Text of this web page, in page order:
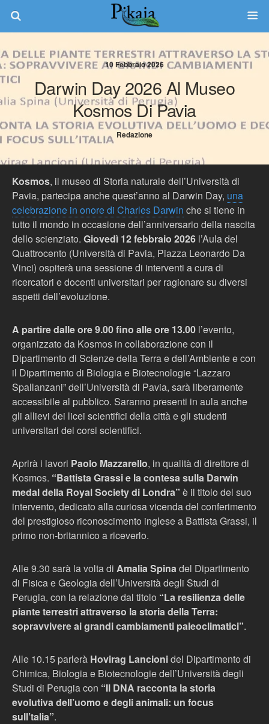
10 Febbraio 2026
Darwin Day 2026 Al Museo
Kosmos Di Pavia
Redazione
Kosmos, il museo di Storia naturale dell’Università di
Pavia, partecipa anche quest’anno al Darwin Day, una
celebrazione in onore di Charles Darwin che si tiene in
tutto il mondo in occasione dell’anniversario della nascita
dello scienziato. Giovedì 12 febbraio 2026 l’Aula del
Quattrocento (Università di Pavia, Piazza Leonardo Da
Vinci) ospiterà una sessione di interventi a cura di
ricercatori e docenti universitari per ragionare su diversi
aspetti dell’evoluzione.
A partire dalle ore 9.00 fino alle ore 13.00 l’evento,
organizzato da Kosmos in collaborazione con il
Dipartimento di Scienze della Terra e dell’Ambiente e con
il Dipartimento di Biologia e Biotecnologie “Lazzaro
Spallanzani” dell’Università di Pavia, sarà liberamente
accessibile al pubblico. Saranno presenti in aula anche
gli allievi dei licei scientifici della città e gli studenti
universitari dei corsi scientifici.
Aprirà i lavori Paolo Mazzarello, in qualità di direttore di
Kosmos. “Battista Grassi e la contesa sulla Darwin
medal della Royal Society di Londra” è il titolo del suo
intervento, dedicato alla curiosa vicenda del conferimento
del prestigioso riconoscimento inglese a Battista Grassi, il
primo non-britannico a riceverlo.
Alle 9.30 sarà la volta di Amalia Spinadel Dipartimento
di Fisica e Geologia dell’Università degli Studi di
Perugia, con la relazione dal titolo “La resilienza delle
piante terrestri attraverso la storia della Terra:
sopravvivere ai grandi cambiamenti paleoclimatici”.
Alle 10.15 parlerà Hovirag Lancionidel Dipartimento di
Chimica, Biologia e Biotecnologie dell’Università degli
Studi di Perugia con “Il DNA racconta la storia
evolutiva dell’uomo e degli animali: un focus
sull’talia”.